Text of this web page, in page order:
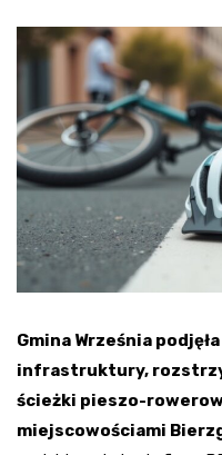
Gmina Września
infrastruktury,
ścieżki pieszo-
miejscowościami